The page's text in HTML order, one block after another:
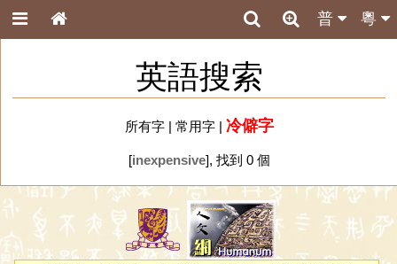
粵
普
英語搜索
所有字| 常用字| 冷僻字
[inexpensive], 找到 0 個